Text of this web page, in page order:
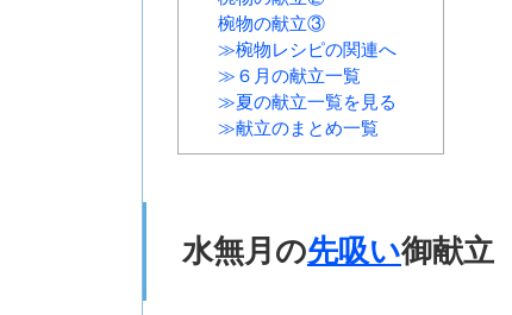
椀物の献立③
≫椀物レシピの関連へ
≫６月の献立一覧
≫夏の献立一覧を見る
≫献立のまとめ一覧
水無月の先吸い御献立